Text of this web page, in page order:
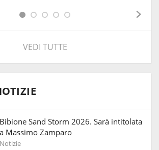
VEDI TUTTE
Bibione Sand Storm 2026. Sarà intitolata
a Massimo Zamparo
Notizie